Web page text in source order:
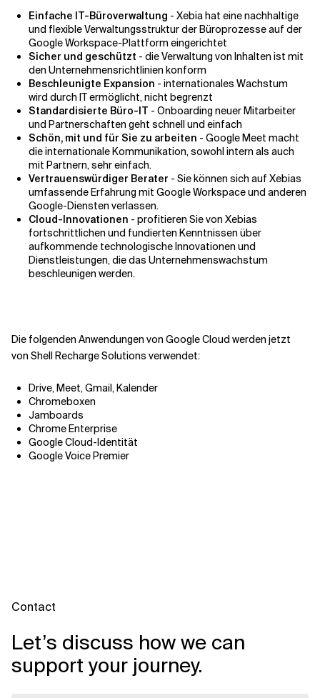
Einfache IT-Büroverwaltung - Xebia hat eine nachhaltige
und flexible Verwaltungsstruktur der Büroprozesse auf der
Google Workspace-Plattform eingerichtet
Sicher und geschützt - die Verwaltung von Inhalten ist mit
den Unternehmensrichtlinien konform
Beschleunigte Expansion - internationales Wachstum
wird durch IT ermöglicht, nicht begrenzt
Standardisierte Büro-IT - Onboarding neuer Mitarbeiter
und Partnerschaften geht schnell und einfach
Schön, mit und für Sie zu arbeiten - Google Meet macht
die internationale Kommunikation, sowohl intern als auch
mit Partnern, sehr einfach.
Vertrauenswürdiger Berater - Sie können sich auf Xebias
umfassende Erfahrung mit Google Workspace und anderen
Google-Diensten verlassen.
Cloud-Innovationen - profitieren Sie von Xebias
fortschrittlichen und fundierten Kenntnissen über
aufkommende technologische Innovationen und
Dienstleistungen, die das Unternehmenswachstum
beschleunigen werden.
Die folgenden Anwendungen von Google Cloud werden jetzt
von Shell Recharge Solutions verwendet:
Drive, Meet, Gmail, Kalender
Chromeboxen
Jamboards
Chrome Enterprise
Google Cloud-Identität
Google Voice Premier
Contact
Let’s discuss how we can
support your journey.